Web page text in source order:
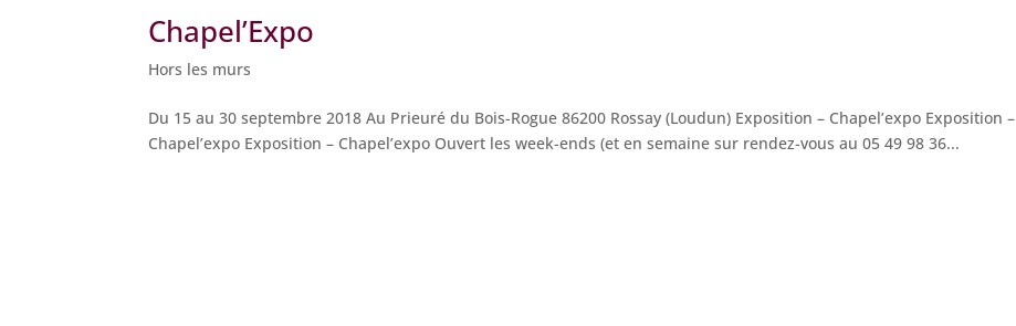
Chapel’Expo
Hors les murs
Du 15 au 30 septembre 2018 Au Prieuré du Bois-Rogue 86200 Rossay (Loudun) Exposition – Chapel’expo Exposition –
Chapel’expo Exposition – Chapel’expo Ouvert les week-ends (et en semaine sur rendez-vous au 05 49 98 36...